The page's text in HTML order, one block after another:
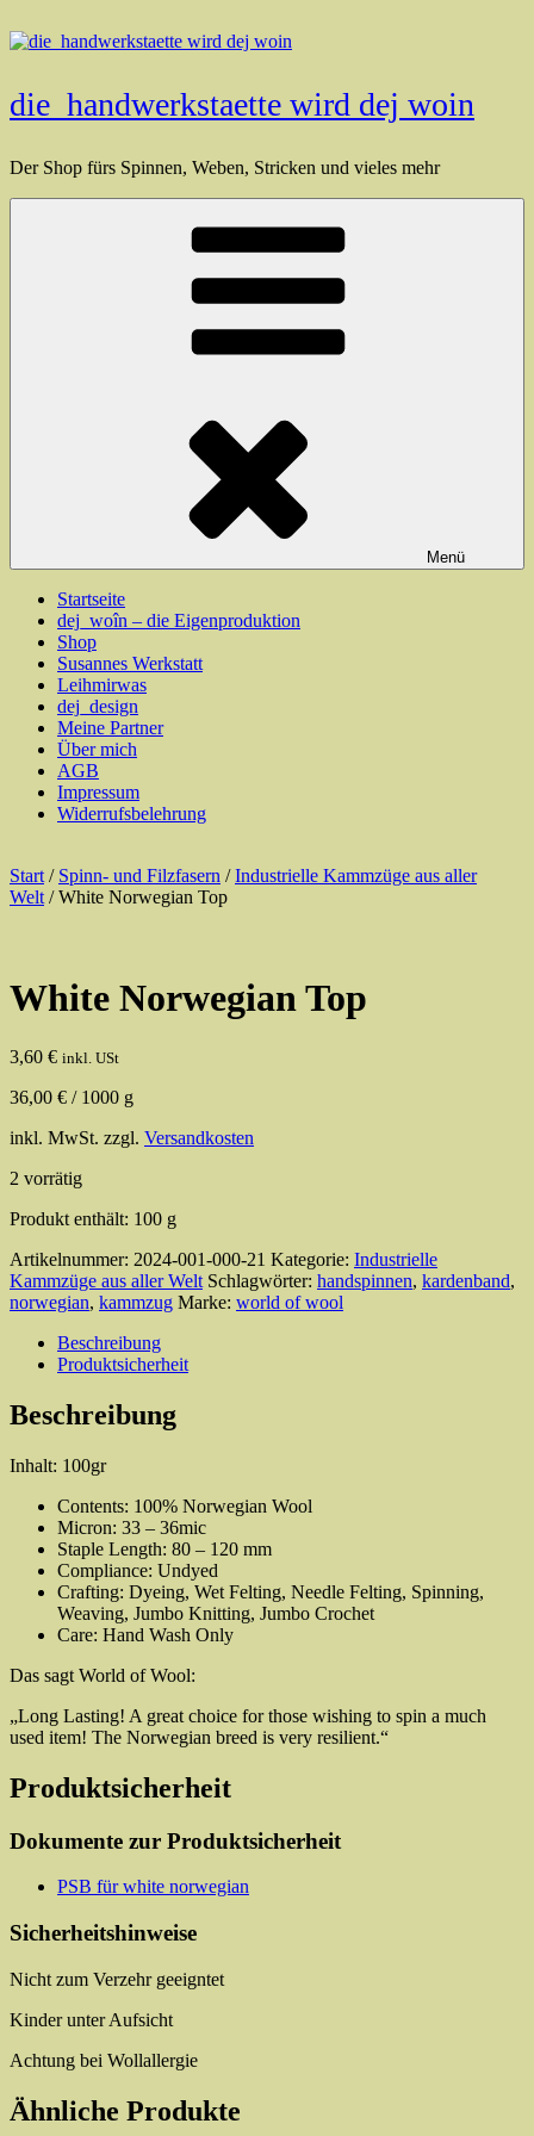
Inhalt
die_handwerkstaette wird dej woin
Der Shop fürs Spinnen, Weben, Stricken und vieles mehr
Menü
Startseite
dej_woîn – die Eigenproduktion
Shop
Susannes Werkstatt
Leihmirwas
dej_design
Meine Partner
Über mich
AGB
Impressum
Widerrufsbelehrung
Start / Spinn- und Filzfasern /Industrielle Kammzüge aus aller
Welt / White Norwegian Top
White Norwegian Top
3,60 € inkl. USt
36,00 € / 1000 g
inkl. MwSt. zzgl. Versandkosten
2 vorrätig
Produkt enthält: 100 g
Artikelnummer: 2024-001-000-21 Kategorie: Industrielle
Kammzüge aus aller Welt Schlagwörter: handspinnen, kardenband,
norwegian, kammzug Marke: world of wool
Beschreibung
Produktsicherheit
Beschreibung
Inhalt: 100gr
Contents: 100% Norwegian Wool
Micron: 33 – 36mic
Staple Length: 80 – 120 mm
Compliance: Undyed
Crafting: Dyeing, Wet Felting, Needle Felting, Spinning,
Weaving, Jumbo Knitting, Jumbo Crochet
Care: Hand Wash Only
Das sagt World of Wool:
„Long Lasting! A great choice for those wishing to spin a much
used item! The Norwegian breed is very resilient.“
Produktsicherheit
Dokumente zur Produktsicherheit
PSB für white norwegian
Sicherheitshinweise
Nicht zum Verzehr geeigntet
Kinder unter Aufsicht
Achtung bei Wollallergie
Ähnliche Produkte